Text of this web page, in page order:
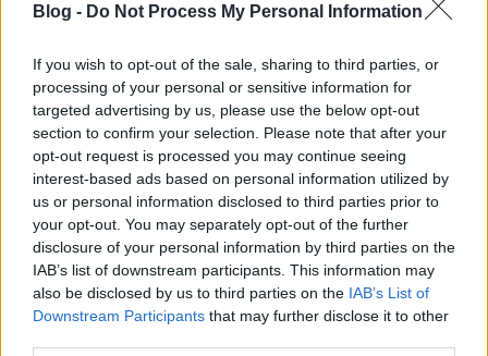
Blog - Do Not Process My Personal Information
If you wish to opt-out of the sale, sharing to third parties, or
processing of your personal or sensitive information for
targeted advertising by us, please use the below opt-out
section to confirm your selection. Please note that after your
opt-out request is processed you may continue seeing
interest-based ads based on personal information utilized by
us or personal information disclosed to third parties prior to
your opt-out. You may separately opt-out of the further
disclosure of your personal information by third parties on the
IAB’s list of downstream participants. This information may
also be disclosed by us to third parties on the IAB’s List of
Downstream Participants that may further disclose it to other
Béres Tokaji Hárslevelű 2005